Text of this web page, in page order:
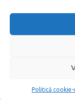
Politică cookie-